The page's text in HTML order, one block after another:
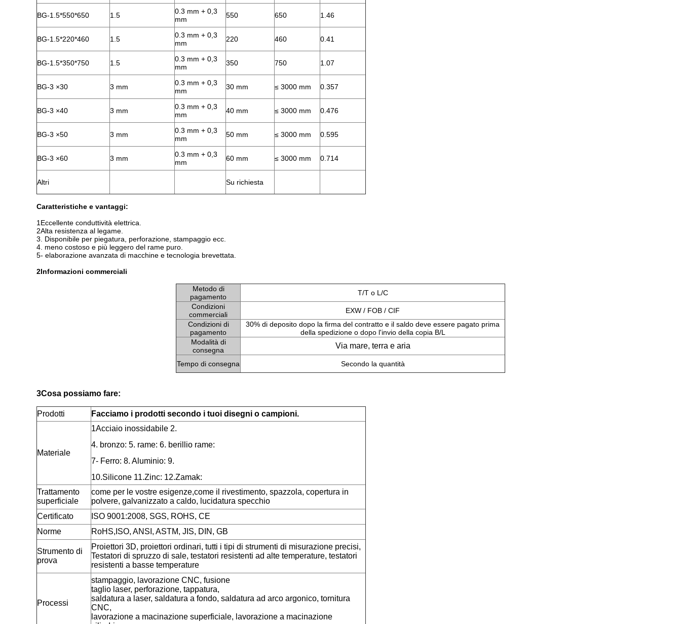
BG-1.5*550*650 1.5
0.3 mm + 0,3
mm
550 650 1.46
BG-1.5*220*460 1.5
0.3 mm + 0,3
mm
220 460 0.41
BG-1.5*350*750 1.5
0.3 mm + 0,3
mm
350 750 1.07
BG-3 ×30 3 mm
0.3 mm + 0,3
mm
30 mm ≤ 3000 mm 0.357
BG-3 ×40 3 mm
0.3 mm + 0,3
mm
40 mm ≤ 3000 mm 0.476
BG-3 ×50 3 mm
0.3 mm + 0,3
mm
50 mm ≤ 3000 mm 0.595
BG-3 ×60 3 mm
0.3 mm + 0,3
mm
60 mm ≤ 3000 mm 0.714
Altri Su richiesta
Caratteristiche e vantaggi:
1Eccellente conduttività elettrica.
2Alta resistenza al legame.
3. Disponibile per piegatura, perforazione, stampaggio ecc.
4. meno costoso e più leggero del rame puro.
5- elaborazione avanzata di macchine e tecnologia brevettata.
2Informazioni commerciali
Metodo di
pagamento
T/T o L/C
Condizioni
commerciali
EXW / FOB / CIF
Condizioni di
pagamento
30% di deposito dopo la firma del contratto e il saldo deve essere pagato prima
della spedizione o dopo l'invio della copia B/L
Modalità di
consegna
Via mare, terra e aria
Tempo di consegna Secondo la quantità
3Cosa possiamo fare:
Prodotti Facciamo i prodotti secondo i tuoi disegni o campioni.
Materiale
1Acciaio inossidabile 2.
4. bronzo: 5. rame: 6. berillio rame:
7- Ferro: 8. Aluminio: 9.
10.Silicone 11.Zinc: 12.Zamak:
Trattamento
superficiale
come per le vostre esigenze,come il rivestimento, spazzola, copertura in
polvere, galvanizzato a caldo, lucidatura specchio
Certificato
ISO 9001:2008, SGS, ROHS, CE
Norme
RoHS,ISO, ANSI, ASTM, JIS, DIN, GB
Strumento di
prova
Proiettori 3D, proiettori ordinari, tutti i tipi di strumenti di misurazione precisi,
Testatori di spruzzo di sale, testatori resistenti ad alte temperature, testatori
resistenti a basse temperature
Processi
stampaggio, lavorazione CNC, fusione
taglio laser, perforazione, tappatura,
saldatura a laser, saldatura a fondo, saldatura ad arco argonico, tornitura
CNC,
lavorazione a macinazione superficiale, lavorazione a macinazione